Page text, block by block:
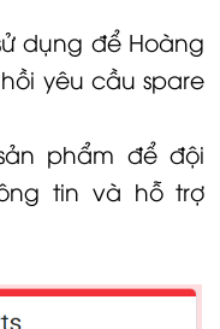
dụng để Hoàng
yêu cầu spare
phẩm để đội
tin và hỗ trợ